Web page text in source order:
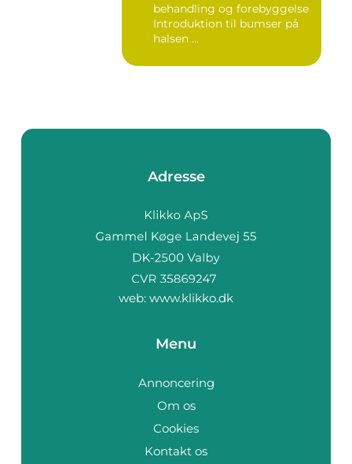
behandling og forebyggelse
Introduktion til bumser på
halsen ...
Adresse
web: www.klikko.dk
Menu
Annoncering
Om os
Cookies
Kontakt os